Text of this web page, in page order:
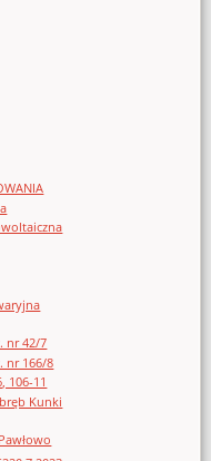
nr 42/7
nr 166/8
106-11
Kunki